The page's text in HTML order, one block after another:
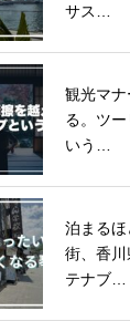
サス…
観光マナ
る。ツ
いう…
泊まる
街、香川
テナブ…